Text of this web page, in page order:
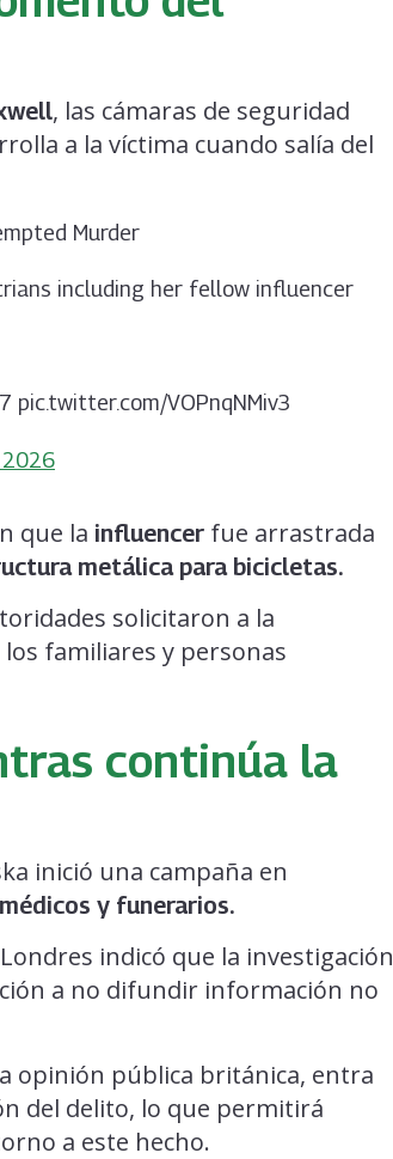
, las cámaras de seguridad
a la víctima cuando salía del
Murder
including her fellow influencer
VOPnqNMiv3
2026
que la influencer fue arrastrada
metálica para bicicletas.
solicitaron a la
familiares y personas
continúa la
inició una campaña en
y funerarios.
indicó que la investigación
a no difundir información no
opinión pública británica, entra
del delito, lo que permitirá
a este hecho.